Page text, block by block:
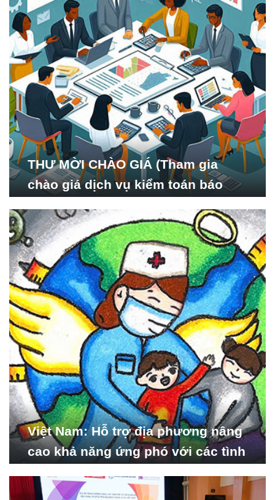
THƯ MỜI CHÀO GIÁ (Tham gia
chào giá dịch vụ kiểm toán báo
Nghiên cứu Phát triển Xã
hội_ISDS)
Việt Nam: Hỗ trợ địa phương nâng
cao khả năng ứng phó với các tình